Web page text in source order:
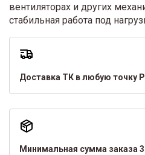
вентиляторах и других
стабильная работа под
Доставка ТК в любую точку
Минимальная сумма заказа